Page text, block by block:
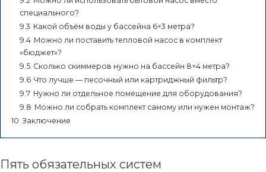
специального?
9.3 Какой объём воды у бассейна 6×3 метра?
9.4 Можно ли поставить тепловой насос в комплект
«бюджет»?
9.5 Сколько скиммеров нужно на бассейн 8×4 метра?
9.6 Что лучше — песочный или картриджный фильтр?
9.7 Нужно ли отдельное помещение для оборудования?
9.8 Можно ли собрать комплект самому или нужен монтаж?
10 Заключение
Пять обязательных систем